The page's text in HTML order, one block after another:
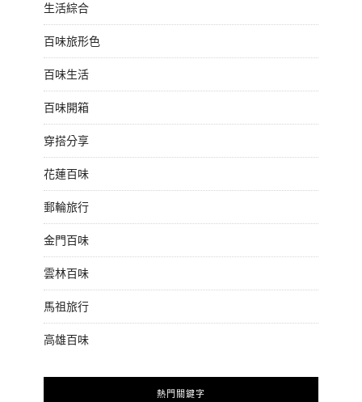
生活綜合
百味旅形色
百味生活
百味開箱
穿搭分享
花蓮百味
郵輪旅行
金門百味
雲林百味
馬祖旅行
高雄百味
熱門關鍵字